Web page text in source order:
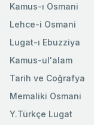
Kamus-ı Osmani
Lehce-i Osmani
Lugat-ı Ebuzziya
Kamus-ul'alam
Tarih ve Coğrafya
Memaliki Osmani
Y.Türkçe Lugat